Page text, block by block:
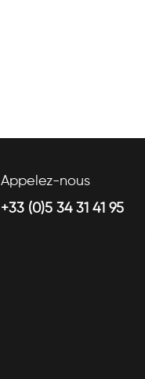
Appelez-nous
+33 (0)5 34 31 41 95